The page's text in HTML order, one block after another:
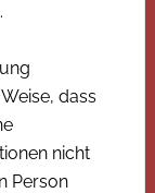
dass
nicht
Person